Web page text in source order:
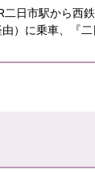
二日市駅から西
）に乗車、『